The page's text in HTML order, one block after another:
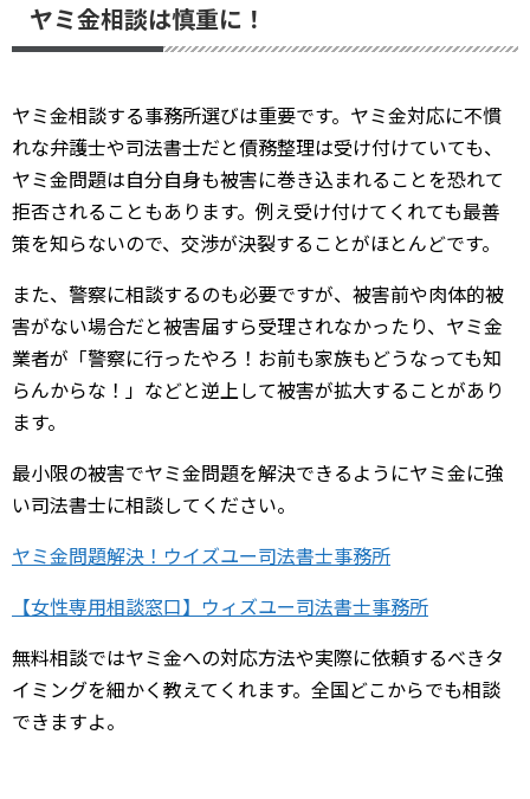
ヤミ金相談は慎重に！
ヤミ金相談する事務所選びは重要です。ヤミ金対応に不慣
れな弁護士や司法書士だと債務整理は受け付けていても、
ヤミ金問題は自分自身も被害に巻き込まれることを恐れて
拒否されることもあります。例え受け付けてくれても最善
策を知らないので、交渉が決裂することがほとんどです。
また、警察に相談するのも必要ですが、被害前や肉体的被
害がない場合だと被害届すら受理されなかったり、ヤミ金
業者が「警察に行ったやろ！お前も家族もどうなっても知
らんからな！」などと逆上して被害が拡大することがあり
ます。
最小限の被害でヤミ金問題を解決できるようにヤミ金に強
い司法書士に相談してください。
ヤミ金問題解決！ウイズユー司法書士事務所
【女性専用相談窓口】ウィズユー司法書士事務所
無料相談ではヤミ金への対応方法や実際に依頼するべきタ
イミングを細かく教えてくれます。全国どこからでも相談
できますよ。